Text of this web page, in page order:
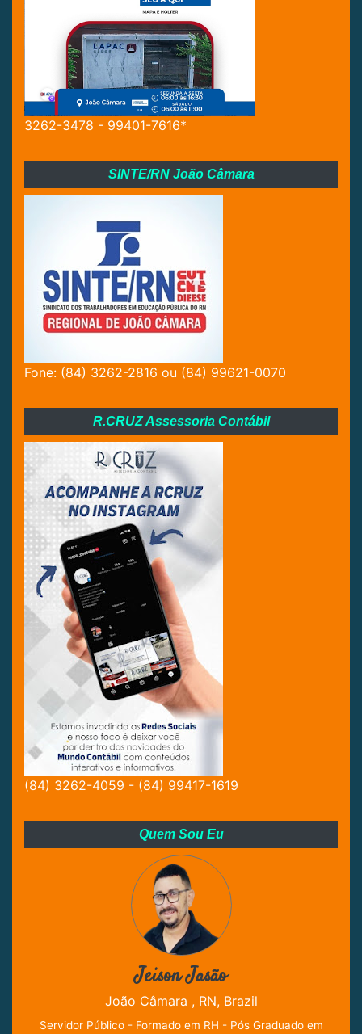
3262-3478 - 99401-7616*
SINTE/RN João Câmara
Fone: (84) 3262-2816 ou (84) 99621-0070
R.CRUZ Assessoria Contábil
(84) 3262-4059 - (84) 99417-1619
Quem Sou Eu
Jeison Jasão
João Câmara , RN, Brazil
Servidor Público - Formado em RH - Pós Graduado em